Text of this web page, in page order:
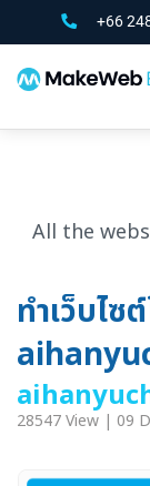
+66
All the
ทำเว็บไซ
28547 View | 09